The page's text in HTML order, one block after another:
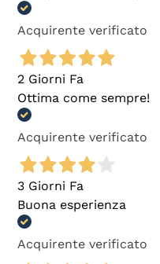
Acquirente verificato
2 Giorni Fa
Ottima come sempre!
Acquirente verificato
3 Giorni Fa
Buona esperienza
Acquirente verificato